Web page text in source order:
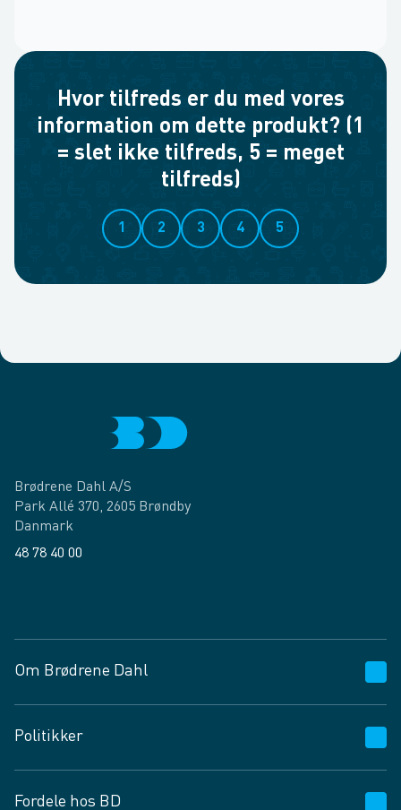
Hvor tilfreds er du med vores
information om dette produkt? (1
= slet ikke tilfreds, 5 = meget
tilfreds)
1 2 3 4 5
Brødrene Dahl A/S
Park Allé 370, 2605 Brøndby
Danmark
48 78 40 00
Om Brødrene Dahl
Vagttelefon 30 10 89 89
Spørgsmål og svar
Job og karriere
Politikker
Fordele hos BD